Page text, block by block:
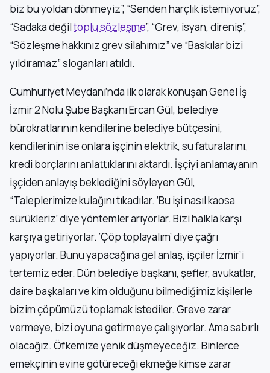
biz bu yoldan dönmeyiz”, “Senden harçlık istemiyoruz”,
“Sadaka değiltoplusözleşme”, “Grev, isyan, direniş”,
“Sözleşme hakkınız grev silahımız” ve “Baskılar bizi
yıldıramaz” sloganları atıldı.
Cumhuriyet Meydanı’nda ilk olarak konuşan Genel İş
İzmir 2 Nolu Şube Başkanı Ercan Gül, belediye
bürokratlarının kendilerine belediye bütçesini,
kendilerinin ise onlara işçinin elektrik, su faturalarını,
kredi borçlarını anlattıklarını aktardı. İşçiyi anlamayanın
işçiden anlayış beklediğini söyleyen Gül,
“Taleplerimize kulağını tıkadılar. ‘Bu işi nasıl kaosa
sürükleriz’ diye yöntemler arıyorlar. Bizi halkla karşı
karşıya getiriyorlar. ‘Çöp toplayalım’ diye çağrı
yapıyorlar. Bunu yapacağına gel anlaş, işçiler İzmir’i
tertemiz eder. Dün belediye başkanı, şefler, avukatlar,
daire başkaları ve kim olduğunu bilmediğimiz kişilerle
bizim çöpümüzü toplamak istediler. Greve zarar
vermeye, bizi oyuna getirmeye çalışıyorlar. Ama sabırlı
olacağız. Öfkemize yenik düşmeyeceğiz. Binlerce
emekçinin evine götüreceği ekmeğe kimse zarar